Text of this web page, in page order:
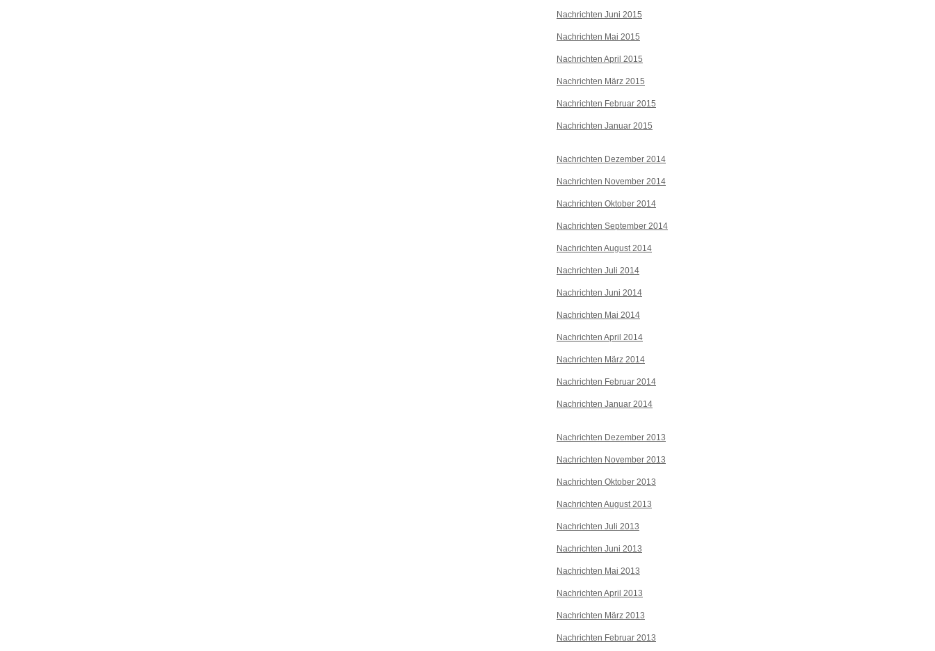
Nachrichten Juni 2015
Nachrichten Mai 2015
Nachrichten April 2015
Nachrichten März 2015
Nachrichten Februar 2015
Nachrichten Januar 2015
Nachrichten Dezember 2014
Nachrichten November 2014
Nachrichten Oktober 2014
Nachrichten September 2014
Nachrichten August 2014
Nachrichten Juli 2014
Nachrichten Juni 2014
Nachrichten Mai 2014
Nachrichten April 2014
Nachrichten März 2014
Nachrichten Februar 2014
Nachrichten Januar 2014
Nachrichten Dezember 2013
Nachrichten November 2013
Nachrichten Oktober 2013
Nachrichten August 2013
Nachrichten Juli 2013
Nachrichten Juni 2013
Nachrichten Mai 2013
Nachrichten April 2013
Nachrichten März 2013
Nachrichten Februar 2013